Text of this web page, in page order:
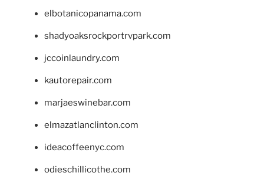
elbotanicopanama.com
shadyoaksrockportrvpark.com
jccoinlaundry.com
kautorepair.com
marjaeswinebar.com
elmazatlanclinton.com
ideacoffeenyc.com
odieschillicothe.com